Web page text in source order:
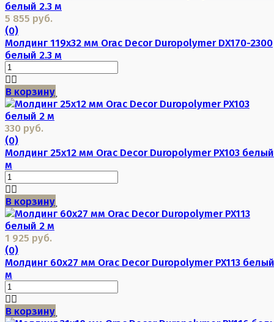
5 855 руб.
(0)
Молдинг 119х32 мм Orac Decor Duropolymer DX170-2300
белый 2.3 м
В корзину
330 руб.
(0)
Молдинг 25х12 мм Orac Decor Duropolymer PX103
м
В корзину
1 925 руб.
(0)
Молдинг 60х27 мм Orac Decor Duropolymer PX113
м
В корзину